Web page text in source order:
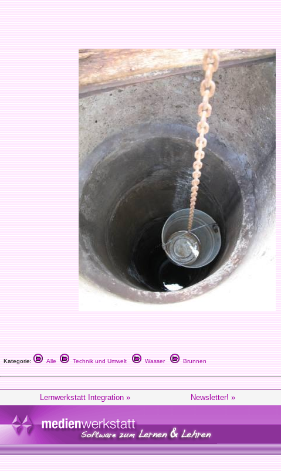
Kategorie: Alle Technik und Umwelt Wasser Brunnen
Lernwerkstatt Integration » Newsletter! »